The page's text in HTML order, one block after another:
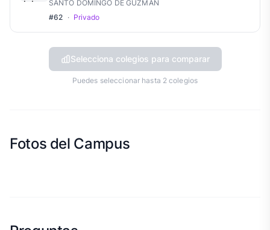
SANTO DOMINGO DE GUZMÁN
#62 · Privado
Selecciona colegios para comparar
Puedes seleccionar hasta 2 colegios
Fotos del Campus